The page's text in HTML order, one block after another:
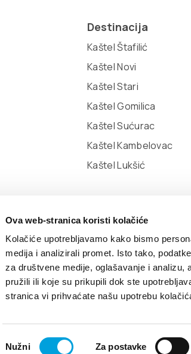
Ova web-stranica koristi kolačiće
Kolačiće upotrebljavamo kako bismo
medija i analizirali promet. Isto tako,
za društvene medije, oglašavanje i analizu,
pružili ili koje su prikupili dok ste
stranica vi prihvaćate našu upotrebu
Nužni Za postavke
Destinacija
Kaštel Štafilić
Kaštel Novi
Kaštel Stari
Kaštel Gomilica
Kaštel Sućurac
Kaštel Kambelovac
Kaštel Lukšić
Izjava o dostopnosti Politika piškotkov